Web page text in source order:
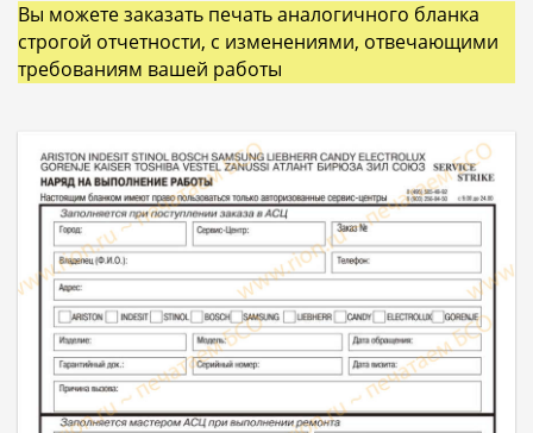
Вы можете заказать печать аналогичного бланка
строгой отчетности, с изменениями, отвечающими
требованиям вашей работы